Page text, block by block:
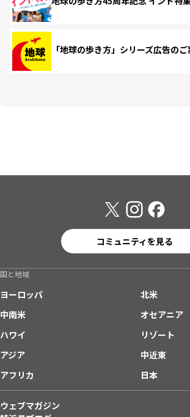
「地球の歩き方」シリーズ広告のご
コミュニティを見る
国と地域
ヨーロッパ
北米
中南米
オセアニア
ハワイ
リゾート
アジア
中近東
アフリカ
日本
ウェブマガジン